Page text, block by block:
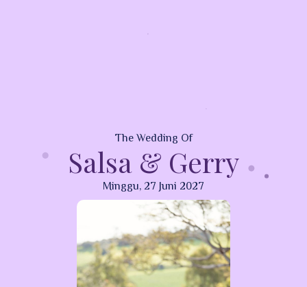
The Wedding Of
Salsa & Gerry
Minggu, 27 Juni 2027